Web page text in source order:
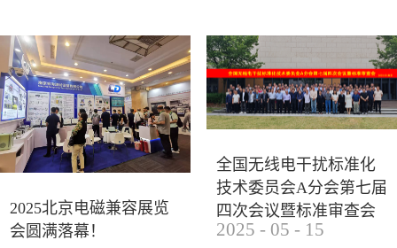
研讨及产品展示等多种形式，深入交流行业见解，踊
跃探索合作空间，为电磁兼容领域的高质量发展汇聚
了新动能。产品展示展会现场，公司展示了...
2025北京电磁兼容展览
会圆满落幕！
全国无线电干扰标准化
技术委员会A分会第七届
四次会议暨标准审查会
成功举办
2025 - 05 - 15